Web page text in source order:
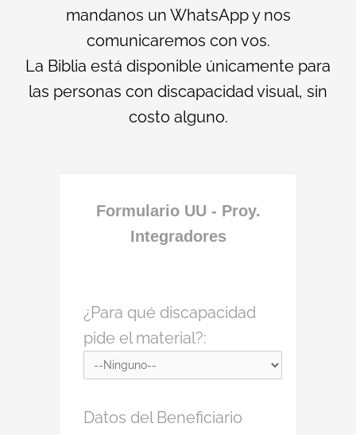
mandanos un WhatsApp y nos
comunicaremos con vos.
La Biblia está disponible únicamente para
las personas con discapacidad visual, sin
costo alguno.
Formulario UU - Proy.
Integradores
¿Para qué discapacidad
pide el material?:
Datos del Beneficiario